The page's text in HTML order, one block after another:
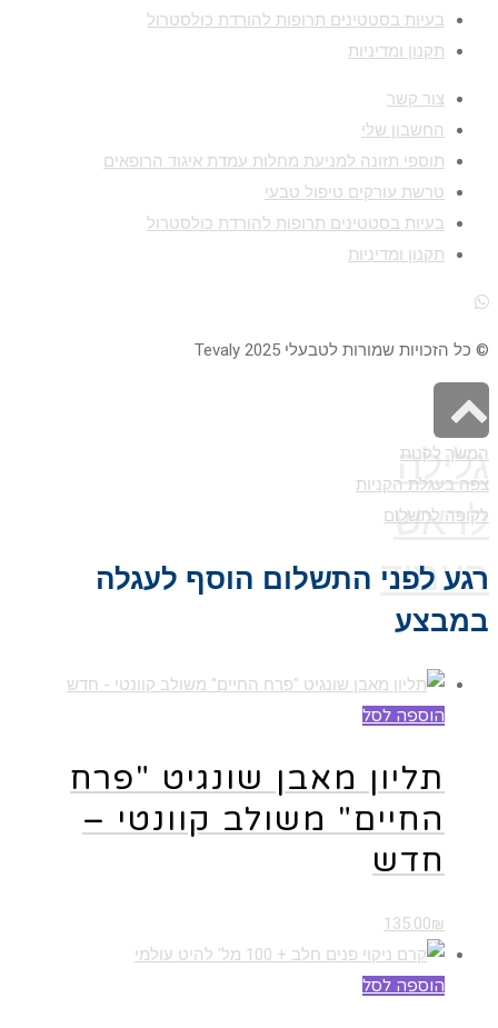
בעיות בסטטינים תרופות להורדת כולסטרול
תקנון ומדיניות
צור קשר
החשבון שלי
תוספי תזונה למניעת מחלות עמדת איגוד הרופאים
טרשת עורקים טיפול טבעי
בעיות בסטטינים תרופות להורדת כולסטרול
תקנון ומדיניות
© כל הזכויות שמורות לטבעלי 2025 Tevaly
גלילה
לראש
העמוד
המשך לקנות
צפה בעגלת הקניות
לקופה לתשלום
רגע לפני התשלום הוסף לעגלה
במבצע
הוספה לסל
תליון מאבן שונגיט "פרח
החיים" משולב קוונטי –
חדש
135.00₪
הוספה לסל